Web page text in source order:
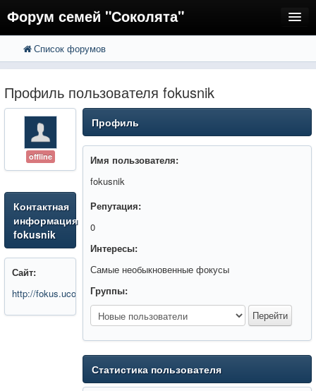
Форум семей "Соколята"
FAQ
Регистрация
Вход
Список форумов
Профиль пользователя fokusnik
offline
Контактная
информация
fokusnik
Сайт:
http://fokus.ucoz.net/
Профиль
Имя пользователя:
fokusnik
Репутация:
0
Интересы:
Самые необыкновенные фокусы
Группы:
Статистика пользователя